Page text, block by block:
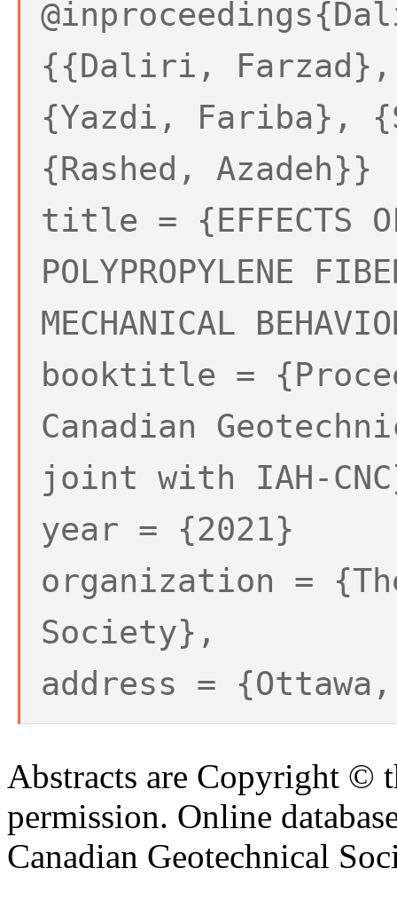
{{Daliri, Farzad},
{Yazdi, Fariba},
{Rashed, Azadeh}}
title = {EFFECTS OF
POLYPROPYLENE
MECHANICAL
booktitle =
Canadian
joint with IAH-
year = {2021}
organization =
Society},
address =
Abstracts are Copyright ©
permission. Online
Canadian Geotechnical